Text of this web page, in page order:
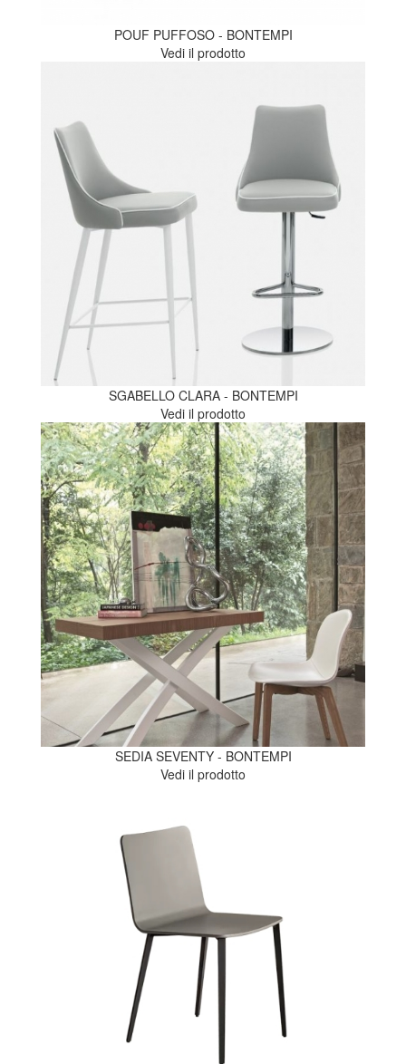
POUF PUFFOSO - BONTEMPI
Vedi il prodotto
SGABELLO CLARA - BONTEMPI
Vedi il prodotto
SEDIA SEVENTY - BONTEMPI
Vedi il prodotto